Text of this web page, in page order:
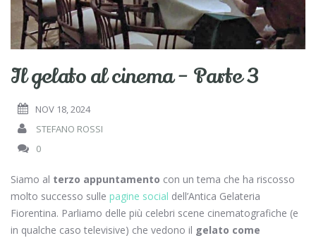
Il gelato al cinema – Parte 3
NOV 18, 2024
STEFANO ROSSI
0
Siamo al terzo appuntamento con un tema che ha riscosso
molto successo sulle pagine social dell’Antica Gelateria
Fiorentina. Parliamo delle più celebri scene cinematografiche (e
in qualche caso televisive) che vedono il gelato come